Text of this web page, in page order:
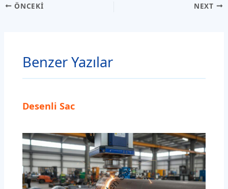
ÖNCEKI NEXT
Benzer Yazılar
Desenli Sac